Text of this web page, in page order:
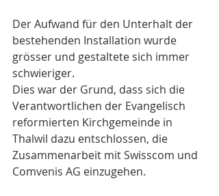
Der Aufwand für den Unterhalt der
bestehenden Installation wurde
grösser und gestaltete sich immer
schwieriger.
Dies war der Grund, dass sich die
Verantwortlichen der Evangelisch
reformierten Kirchgemeinde in
Thalwil dazu entschlossen, die
Zusammenarbeit mit Swisscom und
Comvenis AG einzugehen.